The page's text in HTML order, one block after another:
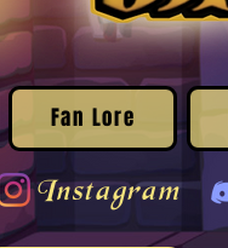
Fan Lore
Instagram